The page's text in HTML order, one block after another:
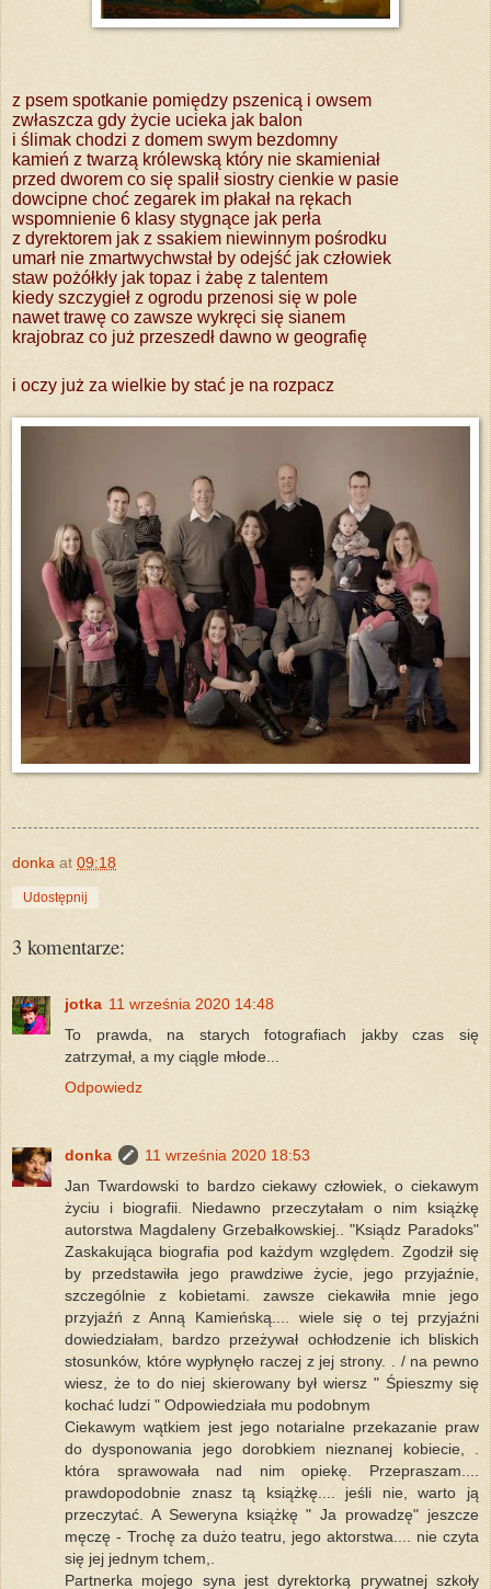
z psem spotkanie pomiędzy pszenicą i owsem
zwłaszcza gdy życie ucieka jak balon
i ślimak chodzi z domem swym bezdomny
kamień z twarzą królewską który nie skamieniał
przed dworem co się spalił siostry cienkie w pasie
dowcipne choć zegarek im płakał na rękach
wspomnienie 6 klasy stygnące jak perła
z dyrektorem jak z ssakiem niewinnym pośrodku
umarł nie zmartwychwstał by odejść jak człowiek
staw pożółkły jak topaz i żabę z talentem
kiedy szczygieł z ogrodu przenosi się w pole
nawet trawę co zawsze wykręci się sianem
krajobraz co już przeszedł dawno w geografię
i oczy już za wielkie by stać je na rozpacz
donka at 09:18
Udostępnij
3 komentarze:
jotka 11 września 2020 14:48
To prawda, na starych fotografiach jakby czas się
zatrzymał, a my ciągle młode...
Odpowiedz
donka
11 września 2020 18:53
Jan Twardowski to bardzo ciekawy człowiek, o ciekawym
życiu i biografii. Niedawno przeczytałam o nim książkę
autorstwa Magdaleny Grzebałkowskiej.. "Ksiądz Paradoks"
Zaskakująca biografia pod każdym względem. Zgodził się
by przedstawiła jego prawdziwe życie, jego przyjaźnie,
szczególnie z kobietami. zawsze ciekawiła mnie jego
przyjaźń z Anną Kamieńską.... wiele się o tej przyjaźni
dowiedziałam, bardzo przeżywał ochłodzenie ich bliskich
stosunków, które wypłynęło raczej z jej strony. . / na pewno
wiesz, że to do niej skierowany był wiersz " Śpieszmy się
kochać ludzi " Odpowiedziała mu podobnym
Ciekawym wątkiem jest jego notarialne przekazanie praw
do dysponowania jego dorobkiem nieznanej kobiecie, .
która sprawowała nad nim opiekę. Przepraszam....
prawdopodobnie znasz tą książkę.... jeśli nie, warto ją
przeczytać. A Seweryna książkę " Ja prowadzę" jeszcze
męczę - Trochę za dużo teatru, jego aktorstwa.... nie czyta
się jej jednym tchem,.
Partnerka mojego syna jest dyrektorką prywatnej szkoły